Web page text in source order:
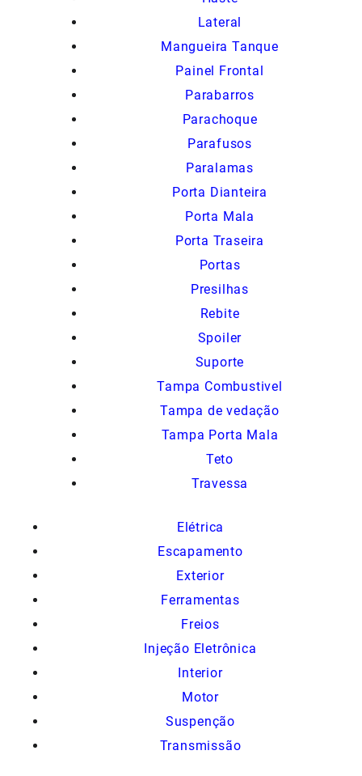
Lateral
Mangueira Tanque
Painel Frontal
Parabarros
Parachoque
Parafusos
Paralamas
Porta Dianteira
Porta Mala
Porta Traseira
Portas
Presilhas
Rebite
Spoiler
Suporte
Tampa Combustivel
Tampa de vedação
Tampa Porta Mala
Teto
Travessa
Elétrica
Escapamento
Exterior
Ferramentas
Freios
Injeção Eletrônica
Interior
Motor
Suspenção
Transmissão